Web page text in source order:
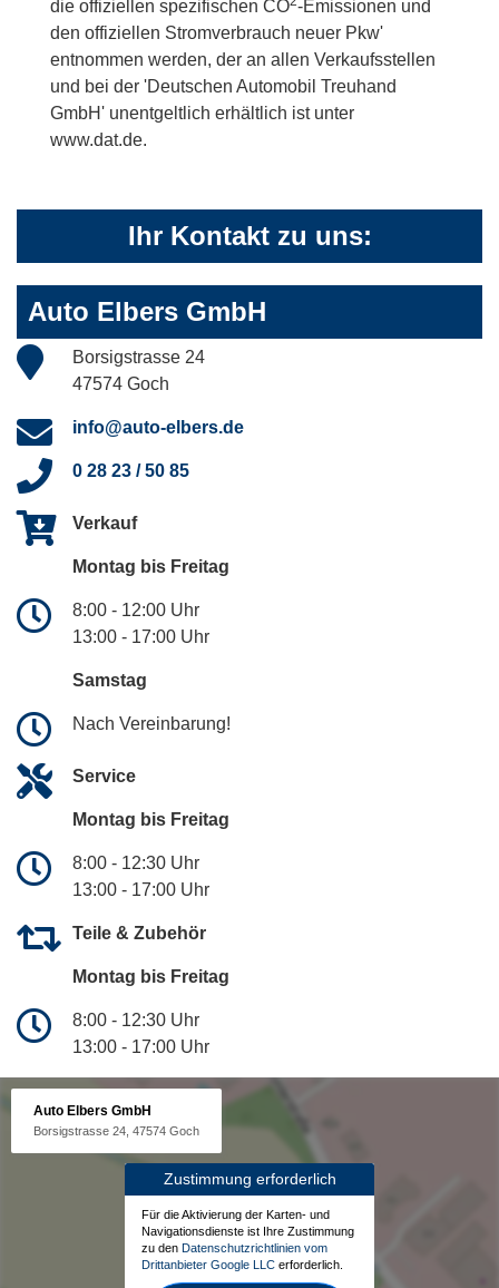
die offiziellen spezifischen CO -Emissionen und
den offiziellen Stromverbrauch neuer Pkw'
entnommen werden, der an allen Verkaufsstellen
und bei der 'Deutschen Automobil Treuhand
GmbH' unentgeltlich erhältlich ist unter
www.dat.de.
Ihr Kontakt zu uns:
Auto Elbers GmbH
Borsigstrasse 24
47574 Goch
info@auto-elbers.de
0 28 23 / 50 85
Verkauf
Montag bis Freitag
8:00 - 12:00 Uhr
13:00 - 17:00 Uhr
Samstag
Nach Vereinbarung!
Service
Montag bis Freitag
8:00 - 12:30 Uhr
13:00 - 17:00 Uhr
Teile & Zubehör
Montag bis Freitag
8:00 - 12:30 Uhr
13:00 - 17:00 Uhr
Auto Elbers GmbH
Borsigstrasse 24, 47574 Goch
Zustimmung erforderlich
Für die Aktivierung der Karten- und
Navigationsdienste ist Ihre Zustimmung
zu den Datenschutzrichtlinien vom
Drittanbieter Google LLC erforderlich.